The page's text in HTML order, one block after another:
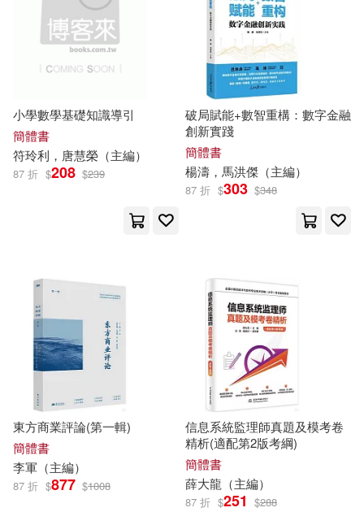
本書編寫組(189)
ホットエンターテイメント(185)
清英（主編）(185)
韓雪濤（主編）(184)
賈德江 主編(181)
蔡曄（主編）(170)
本書編委會(167)
馬德高（主編）(167)
山香教師招聘考試命題研究中心
（主編）(166)
華中科技大學出版社(3629)
中國鐵道出版社(3327)
西南交通大學出版社(3144)
復旦大學出版社(2957)
北京師範大學出版社(2787)
武漢大學出版社(2768)
現在可購買商品(43214)
作者/演唱/譯/編/繪(1)
價格
範圍
小學數學基礎知識導引
簡體書
符玲利，唐慧榮（主編）
87 折 $208 $239
破局賦能+數智重構：數字金融
創新實踐
簡體書
楊濤，馬洪傑（主編）
87 折 $303 $348
東方商業評論(第一輯)
簡體書
李軍（主編）
87 折 $877 $1008
信息系統監理師真題及模考卷
精析(適配第2版考綱)
簡體書
薛大龍（主編）
87 折 $251 $288